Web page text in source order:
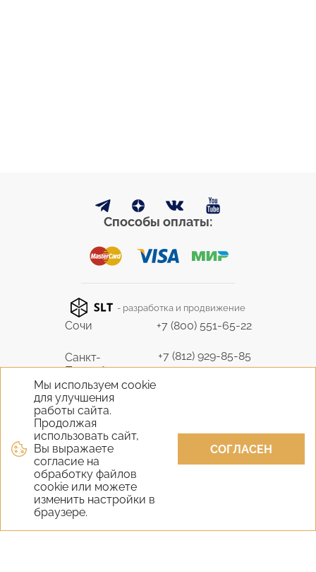
Мы используем cookie
для улучшения
работы сайта.
Продолжая
использовать сайт,
Вы выражаете
согласие на
обработку файлов
cookie или можете
изменить настройки в
браузере.
СОГЛАСЕН
Способы оплаты:
- разработка и продвижение
Сочи +7 (800) 551-65-22
Санкт-
Петербург
+7 (812) 929-85-85
9298585@bk.ru
Москва
Крым
+7 (978) 824-31-10
vernisage-c@mail.ru
Екатеринбург